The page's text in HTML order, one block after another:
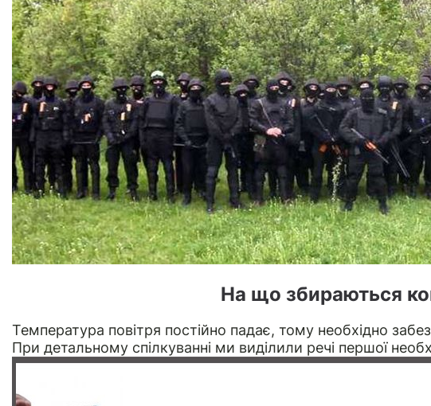
На що збираються
Температура повітря постійно падає, тому необхідно
При детальному спілкуванні ми виділили речі першої